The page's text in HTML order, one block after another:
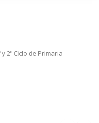
2º Ciclo de Primaria